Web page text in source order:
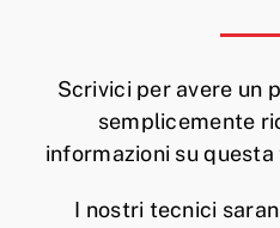
Scrivici per avere un
semplicemente
informazioni su
I nostri tecnici